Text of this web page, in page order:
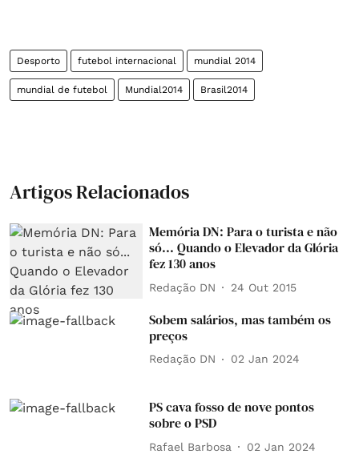
Desporto futebol internacional mundial 2014
mundial de futebol Mundial2014 Brasil2014
Artigos Relacionados
Memória DN: Para o turista e não
só... Quando o Elevador da Glória
fez 130 anos
Redação DN 24 Out 2015
Sobem salários, mas também os
preços
Redação DN 02 Jan 2024
PS cava fosso de nove pontos
sobre o PSD
Rafael Barbosa 02 Jan 2024